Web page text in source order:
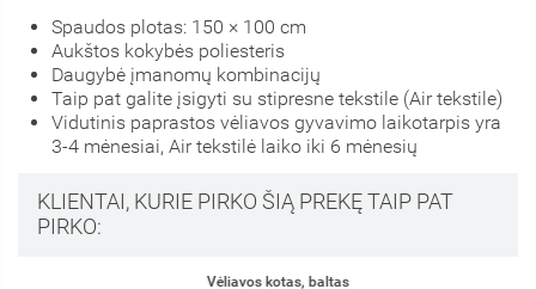
Spaudos plotas: 150 × 100 cm
Aukštos kokybės poliesteris
Daugybė įmanomų kombinacijų
Taip pat galite įsigyti su stipresne tekstile (Air tekstile)
Vidutinis paprastos vėliavos gyvavimo laikotarpis yra
3-4 mėnesiai, Air tekstilė laiko iki 6 mėnesių
KLIENTAI, KURIE PIRKO ŠIĄ PREKĘ TAIP PAT
PIRKO:
Vėliavos kotas, baltas